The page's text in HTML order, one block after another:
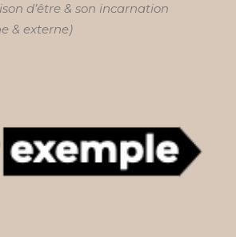
d’être & son incarnation
& externe)